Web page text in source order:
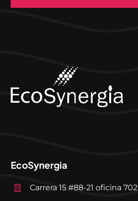
EcoSynergia
Carrera 15 #88-21 oficina 702